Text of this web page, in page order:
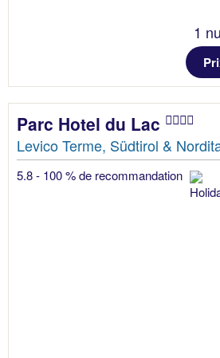
1
Parc Hotel du Lac
Levico Terme, Südtirol &
5.8 - 100 % de recommandation